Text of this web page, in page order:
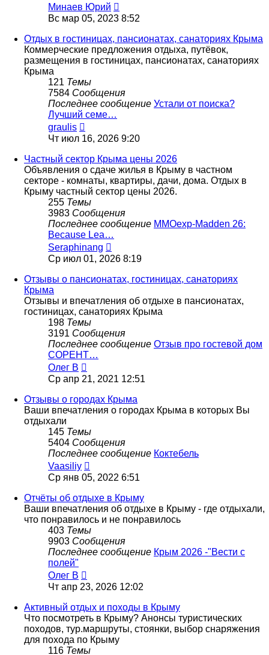
Минаев Юрий
к
сообщению
Вс мар 05, 2023 8:52
Отдых в гостиницах, пансионатах, санаториях Крыма
Коммерческие предложения отдыха, путёвок,
размещения в гостиницах, пансионатах, санаториях
Крыма
121 Темы
7584 Сообщения
Последнее сообщение Устали от поиска?
Лучший семе…
graulis
к
последнему
сообщению
Чт июл 16, 2026 9:20
Частный сектор Крыма цены 2026
Объявления о сдаче жилья в Крыму в частном
секторе - комнаты, квартиры, дачи, дома. Отдых в
Крыму частный сектор цены 2026.
255 Темы
3983 Сообщения
Последнее сообщение MMOexp-Madden 26:
Because Lea…
Seraphinang
к
сообщению
Ср июл 01, 2026 8:19
Отзывы о пансионатах, гостиницах, санаториях
Крыма
Отзывы и впечатления об отдыхе в пансионатах,
гостиницах, санаториях Крыма
198 Темы
3191 Сообщения
Последнее сообщение Отзыв про гостевой дом
СОРЕНТ…
Олег В
к
последнему
сообщению
Ср апр 21, 2021 12:51
Отзывы о городах Крыма
Ваши впечатления о городах Крыма в которых Вы
отдыхали
145 Темы
5404 Сообщения
Последнее сообщение Коктебель
Vaasiliy
к
последнему
сообщению
Ср янв 05, 2022 6:51
Отчёты об отдыхе в Крыму
Ваши впечатления об отдыхе в Крыму - где отдыхали,
что понравилось и не понравилось
403 Темы
9903 Сообщения
Последнее сообщение Крым 2026 -"Вести с
полей"
Олег В
к
последнему
сообщению
Чт апр 23, 2026 12:02
Активный отдых и походы в Крыму
Что посмотреть в Крыму? Анонсы туристических
походов, тур.маршруты, стоянки, выбор снаряжения
для похода по Крыму
116 Темы